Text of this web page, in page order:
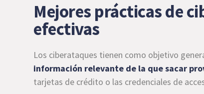
Mejores prácticas de
efectivas
Los ciberataques tienen como objetivo
información relevante de la que sacar
tarjetas de crédito o las credenciales de